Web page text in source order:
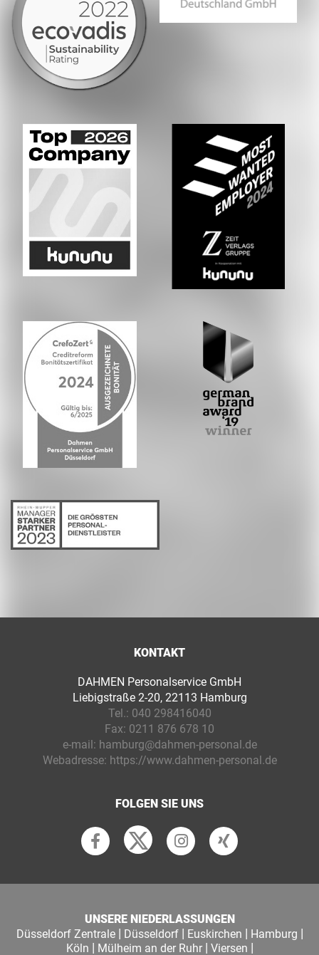
KONTAKT
DAHMEN Personalservice GmbH
Liebigstraße 2-20, 22113 Hamburg
Tel.: 040 298416040
Fax: 0211 876 678 10
e-mail: hamburg@dahmen-personal.de
Webadresse: https://www.dahmen-personal.de
FOLGEN SIE UNS
UNSERE NIEDERLASSUNGEN
Düsseldorf Zentrale| Düsseldorf| Euskirchen | Hamburg |
Köln | Mülheim an der Ruhr| Viersen |